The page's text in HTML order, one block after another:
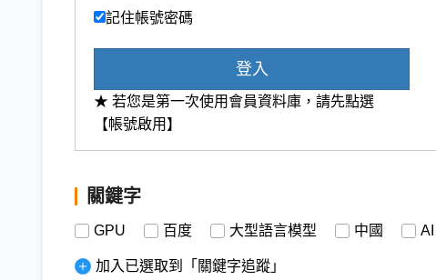
記住帳號密碼
登入
★ 若您是第一次使用會員資料庫，請先點選
【帳號啟用】
關鍵字
GPU 百度 大型語言模型 中國 AI
加入已選取到「關鍵字追蹤」